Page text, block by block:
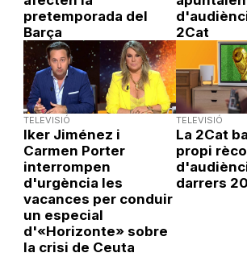
pretemporada del
Barça
2Cat
TELEVISIÓ
Iker Jiménez i
Carmen Porter
interrompen
d'urgència les
vacances per conduir
un especial
d'«Horizonte» sobre
la crisi de Ceuta
TELEVISIÓ
La 2Cat
propi
darrers